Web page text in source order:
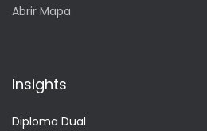
Abrir Mapa
Insights
Diploma Dual